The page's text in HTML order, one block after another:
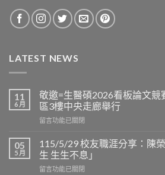
LATEST NEWS
11
6 月
敬邀=生醫碩2026看板論文
區3樓中央走廊舉行
在
邀
=
生
醫
留言功能已關閉
05
5 月
115/5/29 校友職涯分享：陳
生 生生不息」
在
留言功能已關閉